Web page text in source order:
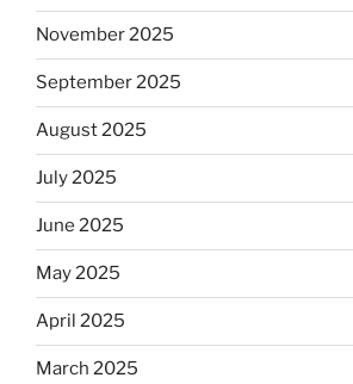
November 2025
September 2025
August 2025
July 2025
June 2025
May 2025
April 2025
March 2025